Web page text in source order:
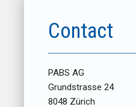
Contact
PABS AG
Grundstrasse 24
8048 Zürich